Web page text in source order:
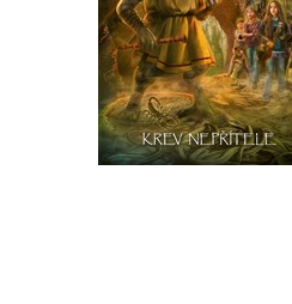
Do košíku
249 Kč
199 Kč